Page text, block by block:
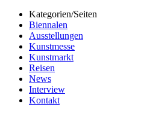
Kategorien/Seiten
Biennalen
Ausstellungen
Kunstmesse
Kunstmarkt
Reisen
News
Interview
Kontakt